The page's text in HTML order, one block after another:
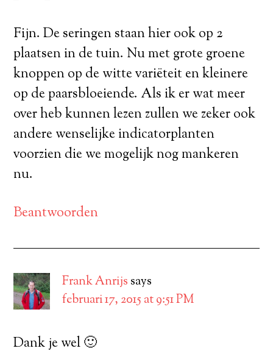
Fijn. De seringen staan hier ook op 2
plaatsen in de tuin. Nu met grote groene
knoppen op de witte variëteit en kleinere
op de paarsbloeiende. Als ik er wat meer
over heb kunnen lezen zullen we zeker ook
andere wenselijke indicatorplanten
voorzien die we mogelijk nog mankeren
nu.
Beantwoorden
Frank Anrijs says
februari 17, 2015 at 9:51 PM
Dank je wel 🙂